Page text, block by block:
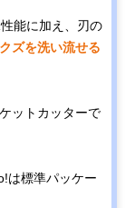
能に加え、刃の
ズを洗い流せる
ットカッターで
は標準パッケー